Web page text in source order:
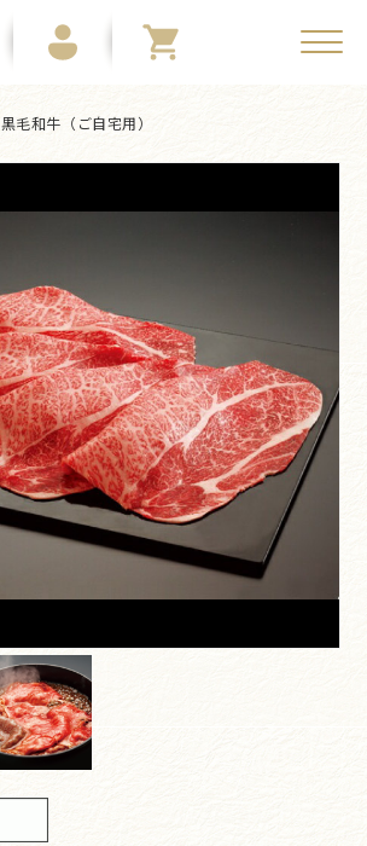
黒毛和牛（ご自宅用）